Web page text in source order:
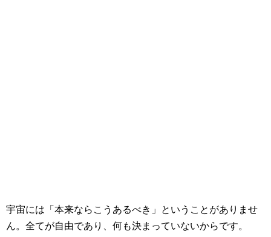
宇宙には「本来ならこうあるべき」ということがありませ
ん。全てが自由であり、何も決まっていないからです。